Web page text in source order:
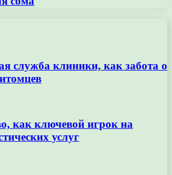
служба клиники, как забота о
как ключевой игрок на
услуг